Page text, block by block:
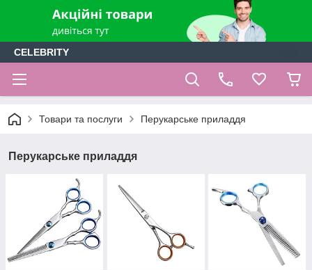
CELEBRITY
Товари та послуги Перукарське приладдя
Перукарське приладдя